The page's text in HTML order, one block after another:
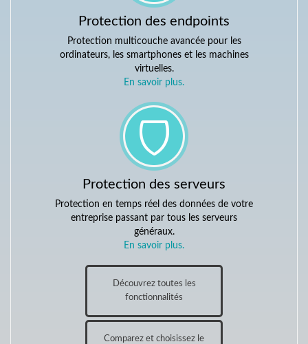
Protection des endpoints
Protection multicouche avancée pour les
ordinateurs, les smartphones et les machines
virtuelles.
En savoir plus.
Protection des serveurs
Protection en temps réel des données de votre
entreprise passant par tous les serveurs
généraux.
En savoir plus.
Découvrez toutes les
fonctionnalités
Comparez et choisissez le